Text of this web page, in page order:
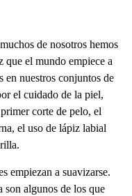
de nosotros hemos
que el mundo empiece a
en nuestros conjuntos de
el cuidado de la piel,
corte de pelo, el
el uso de lápiz labial
empiezan a suavizarse.
algunos de los que